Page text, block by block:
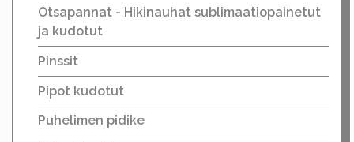
Otsapannat - Hikinauhat sublimaatiopainetut
ja kudotut
Pinssit
Pipot kudotut
Puhelimen pidike